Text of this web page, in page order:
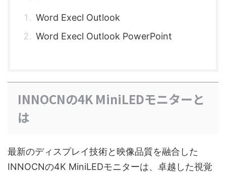
Word Execl Outlook
Word Execl Outlook PowerPoint
INNOCNの4K MiniLEDモニターと
は
最新のディスプレイ技術と映像品質を融合した
INNOCNの4K MiniLEDモニターは、卓越した視覚